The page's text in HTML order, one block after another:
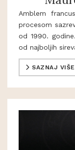
Amblem
procesom
od 1990.
od najboljih
SAZNAJ VIŠE